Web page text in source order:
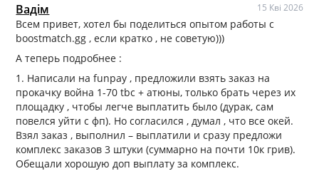
Вадiм 15 Кві 2026
Всем привет, хотел бы поделиться опытом работы с
boostmatch.gg , если кратко , не советую)))
А теперь подробнее :
1. Написали на funpay , предложили взять заказ на
прокачку война 1-70 tbc + атюны, только брать через их
площадку , чтобы легче выплатить было (дурак, сам
повелся уйти с фп). Но согласился , думал , что все окей.
Взял заказ , выполнил – выплатили и сразу предложи
комплекс заказов 3 штуки (суммарно на почти 10к грив).
Обещали хорошую доп выплату за комплекс.